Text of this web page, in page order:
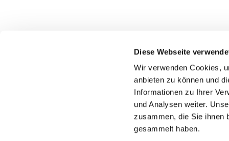
Diese Webseite
Wir verwenden Cookies,
anbieten zu können und
Informationen zu Ihrer
und Analysen weiter.
zusammen, die Sie ihnen
gesammelt haben.
Evangelische Kirchengemeinde Erwitte
wolfgang.jaeger@evangelisch-in-erwitte-anroechte.de